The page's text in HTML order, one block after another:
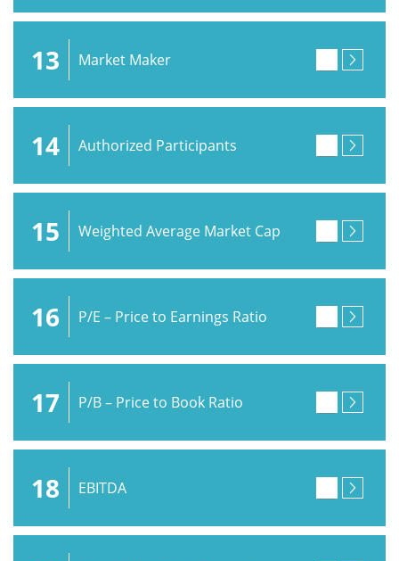
13 Market Maker
14 Authorized Participants
15 Weighted Average Market Cap
16 P/E – Price to Earnings Ratio
17 P/B – Price to Book Ratio
18 EBITDA